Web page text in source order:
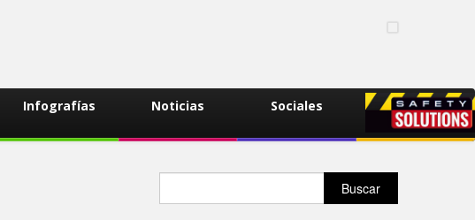
Infografías Noticias Sociales
Buscar